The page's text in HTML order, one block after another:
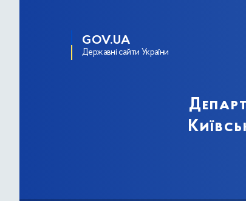
GOV.UA
Державні сайти України